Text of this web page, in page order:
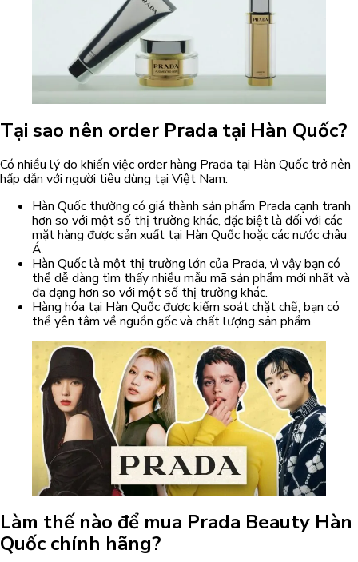
Tại sao nên order Prada tại Hàn Quốc?
Có nhiều lý do khiến việc order hàng Prada tại Hàn Quốc trở nên
hấp dẫn với người tiêu dùng tại Việt Nam:
Hàn Quốc thường có giá thành sản phẩm Prada cạnh tranh
hơn so với một số thị trường khác, đặc biệt là đối với các
mặt hàng được sản xuất tại Hàn Quốc hoặc các nước châu
Á.
Hàn Quốc là một thị trường lớn của Prada, vì vậy bạn có
thể dễ dàng tìm thấy nhiều mẫu mã sản phẩm mới nhất và
đa dạng hơn so với một số thị trường khác.
Hàng hóa tại Hàn Quốc được kiểm soát chặt chẽ, bạn có
thể yên tâm về nguồn gốc và chất lượng sản phẩm.
Làm thế nào để mua Prada Beauty Hàn
Quốc chính hãng?